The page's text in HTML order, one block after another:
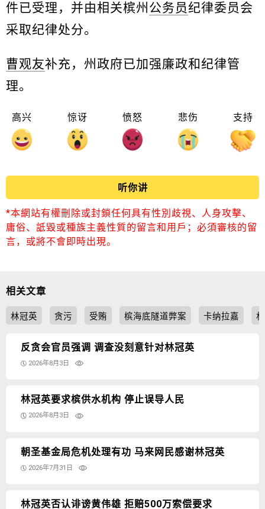
件已受理，并由相关槟州 公务员 纪律委员会
采取纪律处分。
曹观友补充，州政府已加强廉政和纪律管
理。
高兴 惊讶 愤怒 悲伤 支持
听你讲
*本網站有權刪除或封鎖任何具有性別歧視、人身攻擊、
庸俗、詆毀或種族主義性質的留言和用戶；必須審核的留
言，或將不會即時出現。
相关文章
林冠英 贪污 受贿 槟海底隧道弊案 卡纳拉嘉
反贪会官员强调 调查没刻意针对林冠英
2026年8月3日
林冠英要求槟供水机构 停止误导人民
2026年8月3日
朝圣基金局危机处理有功 马来网民感谢林冠英
2026年7月31日
林冠英否认诽谤黄伟雄 拒赔500万索偿要求